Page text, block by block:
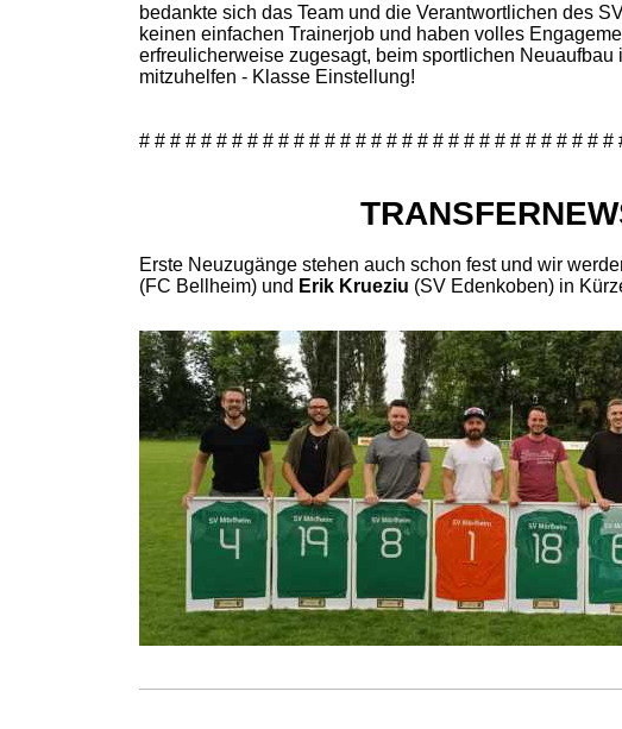
bedankte sich das Team und die Verantwortlichen des
keinen einfachen Trainerjob und haben volles
erfreulicherweise zugesagt, beim sportlichen
mitzuhelfen - Klasse Einstellung!
# # # # # # # # # # # # # # # # # # # # # # # # # # # # # # #
Erste Neuzugänge stehen auch schon fest und wir
(FC Bellheim) und Erik Krueziu (SV Edenkoben) in